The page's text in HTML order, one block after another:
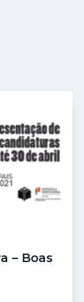
– Boas